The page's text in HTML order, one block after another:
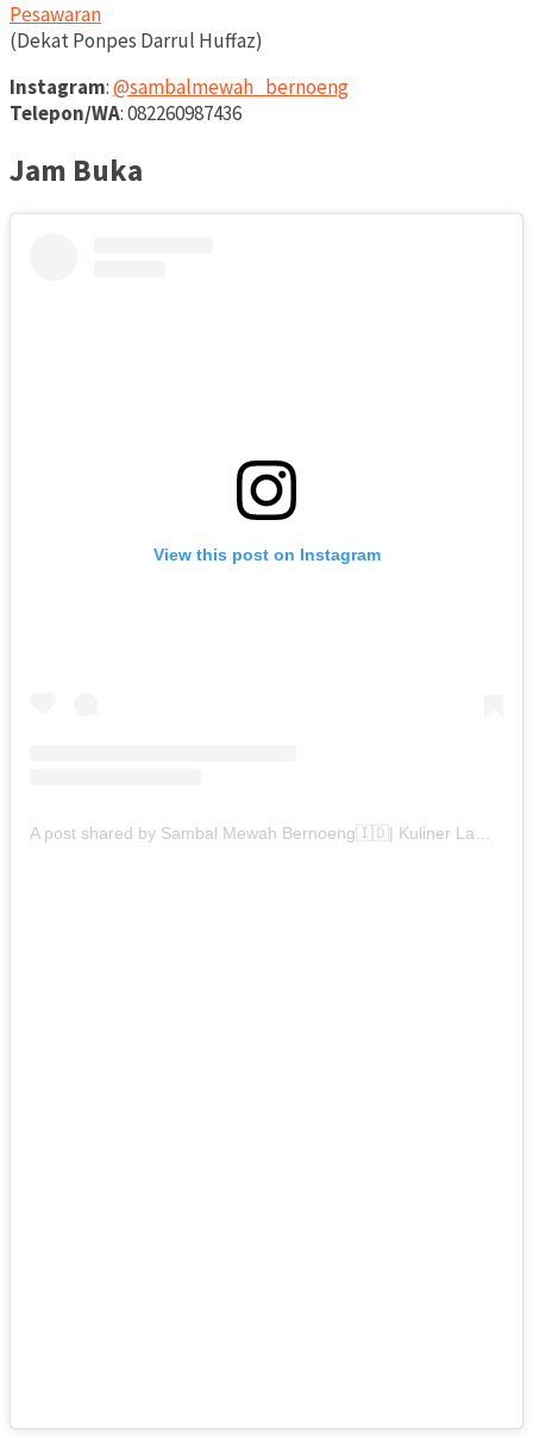
Pesawaran
(Dekat Ponpes Darrul Huffaz)
Instagram:@sambalmewah_bernoeng
Telepon/WA: 082260987436
Jam Buka
View this post on Instagram
A post shared by Sambal Mewah Bernoeng🇮🇩| Kuliner Lampung (@sambalmewah_bernoeng)